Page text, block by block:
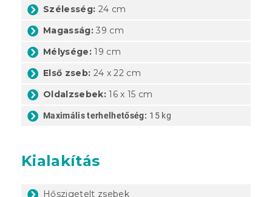
Szélesség: 24 cm
Magasság: 39 cm
Mélysége: 19 cm
Első zseb: 24 x 22 cm
Oldalzsebek: 16 x 15 cm
Maximális terhelhetőség: 15 kg
Kialakítás
Hőszigetelt zsebek